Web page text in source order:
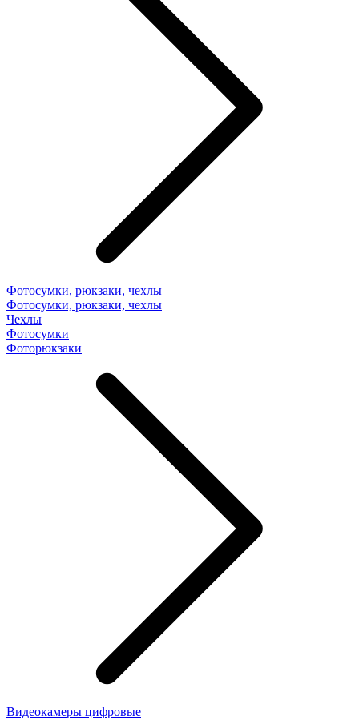
Фотосумки, рюкзаки, чехлы
Фотосумки, рюкзаки, чехлы
Чехлы
Фотосумки
Фоторюкзаки
Видеокамеры цифровые